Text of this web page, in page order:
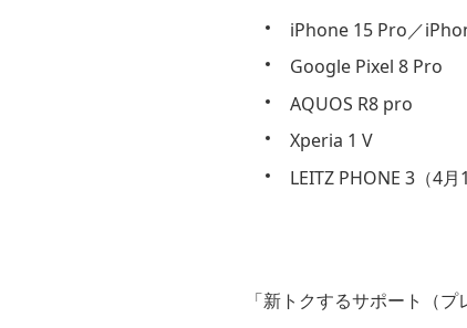
iPhone 15 Pro／
Google Pixel 8 Pro
AQUOS R8 pro
Xperia 1 V
LEITZ PHONE 3（4月
「新トクするサポート（プ